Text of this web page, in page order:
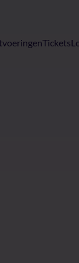
Tickets